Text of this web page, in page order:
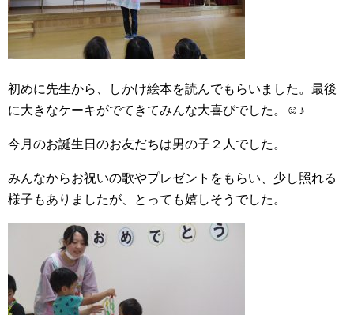
初めに先生から、しかけ絵本を読んでもらいました。最後
に大きなケーキがでてきてみんな大喜びでした。☺♪
今月のお誕生日のお友だちは男の子２人でした。
みんなからお祝いの歌やプレゼントをもらい、少し照れる
様子もありましたが、とっても嬉しそうでした。